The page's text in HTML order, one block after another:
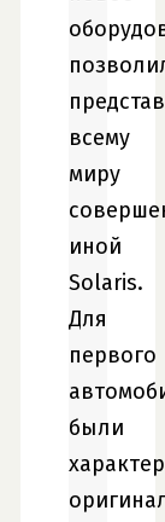
всему
миру
иной
Solaris.
Для
первого
были